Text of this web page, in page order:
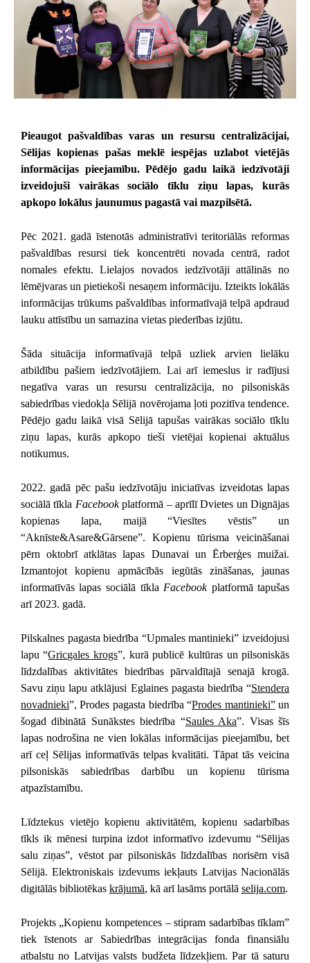
Pieaugot pašvaldības varas un resursu centralizācijai,
Sēlijas kopienas pašas meklē iespējas uzlabot vietējās
informācijas pieejamību. Pēdējo gadu laikā iedzīvotāji
izveidojuši vairākas sociālo tīklu ziņu lapas, kurās
apkopo lokālus jaunumus pagastā vai mazpilsētā.
Pēc 2021. gadā īstenotās administratīvi teritoriālās reformas
pašvaldības resursi tiek koncentrēti novada centrā, radot
nomales efektu. Lielajos novados iedzīvotāji attālinās no
lēmējvaras un pietiekoši nesaņem informāciju. Izteikts lokālās
informācijas trūkums pašvaldības informatīvajā telpā apdraud
lauku attīstību un samazina vietas piederības izjūtu.
Šāda situācija informatīvajā telpā uzliek arvien lielāku
atbildību pašiem iedzīvotājiem. Lai arī iemeslus ir radījusi
negatīva varas un resursu centralizācija, no pilsoniskās
sabiedrības viedokļa Sēlijā novērojama ļoti pozitīva tendence.
Pēdējo gadu laikā visā Sēlijā tapušas vairākas sociālo tīklu
ziņu lapas, kurās apkopo tieši vietējai kopienai aktuālus
notikumus.
2022. gadā pēc pašu iedzīvotāju iniciatīvas izveidotas lapas
sociālā tīkla Facebookplatformā – aprīlī Dvietes un Dignājas
kopienas lapa, maijā “Viesītes vēstis” un
“Aknīste&Asare&Gārsene”. Kopienu tūrisma veicināšanai
pērn oktobrīatklātas lapas Dunavai un Ērberģes muižai.
Izmantojot kopienu apmācībās iegūtās zināšanas, jaunas
informatīvās lapas sociālā tīkla Facebookplatformā tapušas
arī 2023. gadā.
Pilskalnes pagasta biedrība “Upmales mantinieki” izveidojusi
lapu “Gricgales krogs”, kurā publicē kultūras un pilsoniskās
līdzdalības aktivitātes biedrības pārvaldītajā senajā krogā.
Savu ziņu lapu atklājusi Eglaines pagasta biedrība “Stendera
novadnieki”, Prodes pagasta biedrība “Prodes mantinieki”un
šogad dibinātā Sunākstes biedrība “Saules Aka”. Visas šīs
lapas nodrošina ne vien lokālas informācijas pieejamību, bet
arī ceļ Sēlijas informatīvās telpas kvalitāti. Tāpat tās veicina
pilsoniskās sabiedrības darbību un kopienu tūrisma
atpazīstamību.
Līdztekus vietējo kopienu aktivitātēm, kopienu sadarbības
tīkls ik mēnesi turpina izdot informatīvo izdevumu “Sēlijas
salu ziņas”, vēstot par pilsoniskās līdzdalības norisēm visā
Sēlijā. Elektroniskais izdevums iekļauts Latvijas Nacionālās
digitālās bibliotēkas krājumā, kā arī lasāms portālā selija.com.
Projekts „Kopienu kompetences – stipram sadarbības tīklam”
tiek īstenots ar Sabiedrības integrācijas fonda finansiālu
atbalstu no Latvijas valsts budžeta līdzekļiem. Par tā saturu